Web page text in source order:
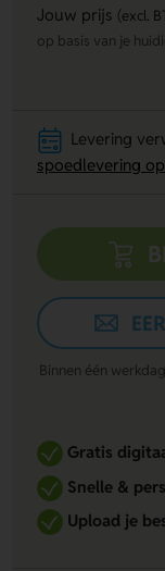
Jouw prijs (excl.
op basis van je
Levering
spoedlevering
Binnen één
Gratis
Snelle &
Upload je